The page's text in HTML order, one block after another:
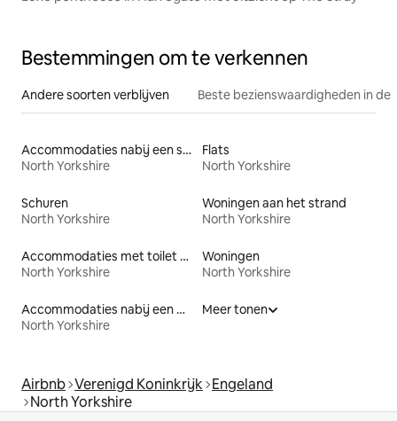
Bestemmingen om te verkennen
Andere soorten verblijven Beste bezienswaardigheden in de
Accommodaties nabij een strand
North Yorkshire
Flats
North Yorkshire
Schuren
North Yorkshire
Woningen aan het strand
North Yorkshire
Accommodaties met toilet op toegankelijke hoogte
North Yorkshire
Woningen
North Yorkshire
Accommodaties nabij een meer
North Yorkshire
Meer tonen
Airbnb Verenigd Koninkrijk Engeland
North Yorkshire